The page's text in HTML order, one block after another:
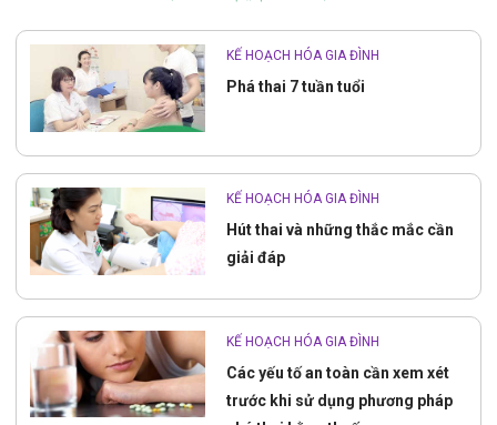
KẾ HOẠCH HÓA GIA ĐÌNH
Phá thai 7 tuần tuổi
KẾ HOẠCH HÓA GIA ĐÌNH
Hút thai và những thắc mắc cần
giải đáp
KẾ HOẠCH HÓA GIA ĐÌNH
Các yếu tố an toàn cần xem xét
trước khi sử dụng phương pháp